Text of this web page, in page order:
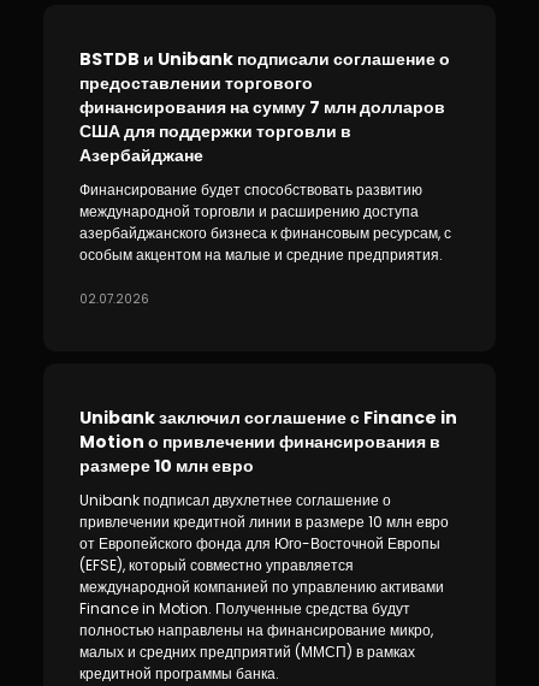
BSTDB и Unibank подписали соглашение о
предоставлении торгового
финансирования на сумму 7 млн долларов
США для поддержки торговли в
Азербайджане
Финансирование будет способствовать развитию
международной торговли и расширению доступа
азербайджанского бизнеса к финансовым ресурсам, с
особым акцентом на малые и средние предприятия.
02.07.2026
Unibank заключил соглашение с Finance in
Motion о привлечении финансирования в
размере 10 млн евро
Unibank подписал двухлетнее соглашение о
привлечении кредитной линии в размере 10 млн евро
от Европейского фонда для Юго-Восточной Европы
(EFSE), который совместно управляется
международной компанией по управлению активами
Finance in Motion. Полученные средства будут
полностью направлены на финансирование микро,
малых и средних предприятий (ММСП) в рамках
кредитной программы банка.